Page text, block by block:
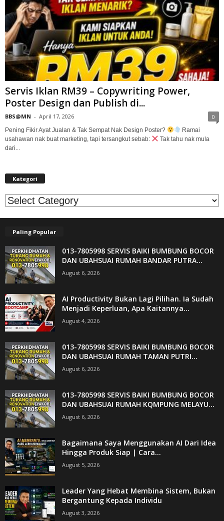
Servis Iklan RM39 – Copywriting Power,
Poster Design dan Publish di...
BBS@MN - April 17, 2026 0
Pening Fikir Ayat Jualan & Tak Sempat Nak Design Poster?
Ramai
usahawan nak buat marketing, tapi tersangkut sebab:
Tak tahu nak mula
dari...
Kategori
Kategori
Paling Popular
013-7805998 SERVIS BAIKI BUMBUNG BOCOR
DAN UBAHSUAI RUMAH BANDAR PUTRA...
August 6, 2026
AI Productivity Bukan Lagi Pilihan. Ia Sudah
Menjadi Keperluan, Apa Kaitannya...
August 4, 2026
013-7805998 SERVIS BAIKI BUMBUNG BOCOR
DAN UBAHSUAI RUMAH TAMAN PUTRI...
August 6, 2026
013-7805998 SERVIS BAIKI BUMBUNG BOCOR
DAN UBAHSUAI RUMAH KQMPUNG MELAYU...
August 6, 2026
Bagaimana Saya Menggunakan AI Dari Idea
Hingga Produk Siap | Cara...
August 5, 2026
Leader Yang Hebat Membina Sistem, Bukan
Bergantung Kepada Individu
August 3, 2026